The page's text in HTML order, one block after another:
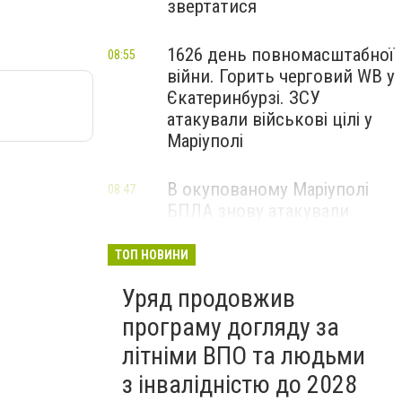
звертатися
1626 день повномасштабної
війни. Горить черговий WB у
Єкатеринбурзі. ЗСУ
атакували військові цілі у
Маріуполі
08:55
В окупованому Маріуполі
БПЛА знову атакували
— ВІДЕО
08:47
ТОП НОВИНИ
Уряд продовжив
програму догляду за
літніми ВПО та людьми
з інвалідністю до 2028